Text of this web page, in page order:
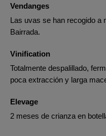
Vendanges
Las uvas se han recogido a
Bairrada.
Vinification
Totalmente despalillado,
poca extracción y larga
Elevage
2 meses de crianza en